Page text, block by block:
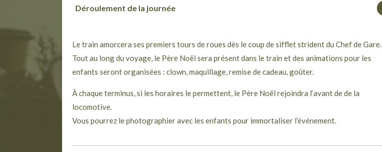
Déroulement de la journée
Le train amorcera ses premiers tours de roues dès le coup de sifflet strident du Chef de Gare.
Tout au long du voyage, le Père Noël sera présent dans le train et des animations pour les
enfants seront organisées : clown, maquillage, remise de cadeau, goûter.
À chaque terminus, si les horaires le permettent, le Père Noël rejoindra l‘avant de de la
locomotive.
Vous pourrez le photographier avec les enfants pour immortaliser l’événement.